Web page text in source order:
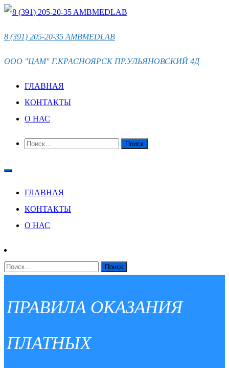
ПЕРЕЙТИ
8 (391) 205-20-35 AMBMEDLAB
ООО "ЦАМ" Г.КРАСНОЯРСК ПР.УЛЬЯНОВСКИЙ 4Д
ГЛАВНАЯ
КОНТАКТЫ
О НАС
НАЙТИ:
ГЛАВНАЯ
КОНТАКТЫ
О НАС
НАЙТИ:
ПРАВИЛА ОКАЗАНИЯ
ПЛАТНЫХ